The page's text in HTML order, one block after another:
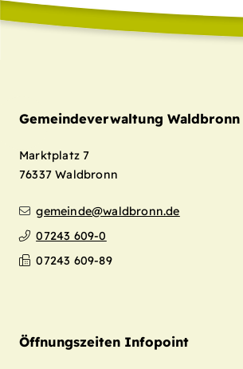
Gemeindeverwaltung Waldbronn
Marktplatz 7
76337 Waldbronn
gemeinde@waldbronn.de
07243 609-0
07243 609-89
Öffnungszeiten Infopoint